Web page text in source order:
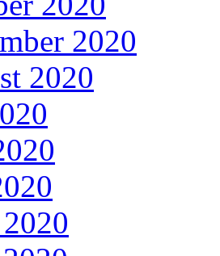
2020
2020